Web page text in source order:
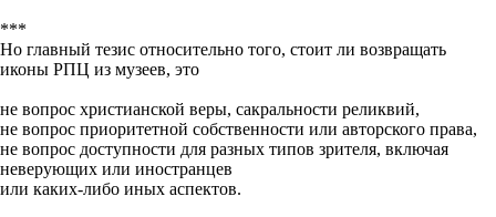
***
Но главный тезис относительно того, стоит ли возвращать
иконы РПЦ из музеев, это
не вопрос христианской веры, сакральности реликвий,
не вопрос приоритетной собственности или авторского права,
не вопрос доступности для разных типов зрителя, включая
неверующих или иностранцев
или каких-либо иных аспектов.